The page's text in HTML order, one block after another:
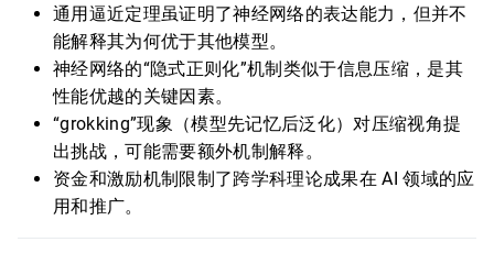
通用逼近定理虽证明了神经网络的表达能力，但并不
能解释其为何优于其他模型。
神经网络的“隐式正则化”机制类似于信息压缩，是其
性能优越的关键因素。
“grokking”现象（模型先记忆后泛化）对压缩视角提
出挑战，可能需要额外机制解释。
资金和激励机制限制了跨学科理论成果在 AI 领域的应
用和推广。